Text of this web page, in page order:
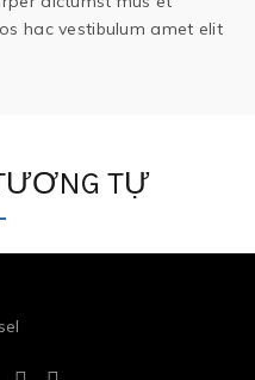
hac vestibulum amet elit
TỰ